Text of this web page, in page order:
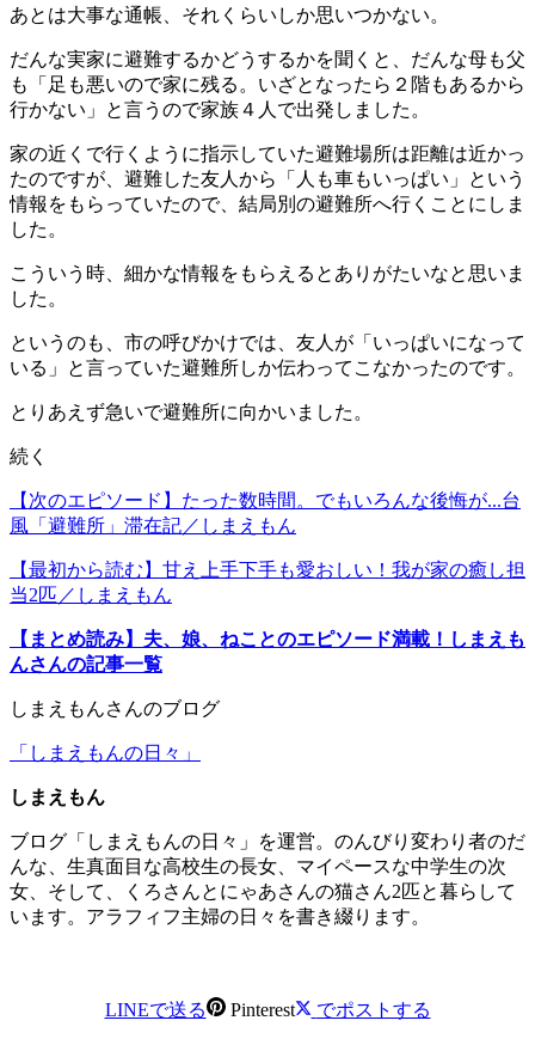
あとは大事な通帳、それくらいしか思いつかない。
だんな実家に避難するかどうするかを聞くと、だんな母も父
も「足も悪いので家に残る。いざとなったら２階もあるから
行かない」と言うので家族４人で出発しました。
家の近くで行くように指示していた避難場所は距離は近かっ
たのですが、避難した友人から
「人も車もいっぱい」という
情報をもらっていたので、結局別の避難所へ行くことにしま
した。
こういう時、細かな情報をもらえるとありがたいなと思いま
した。
というのも、市の呼びかけでは、友人が「いっぱいになって
いる」と言っていた避難所しか伝わってこなかったのです。
とりあえず急いで避難所に向かいました。
続く
【次のエピソード】たった数時間。でもいろんな後悔が...台
風「避難所」滞在記／しまえもん
【最初から読む】甘え上手下手も愛おしい！我が家の癒し担
当2匹／しまえもん
【まとめ読み】夫、娘、ねことのエピソード満載！しまえも
んさんの記事一覧
しまえもんさんのブログ
「しまえもんの日々」
しまえもん
ブログ「しまえもんの日々」を運営。のんびり変わり者のだ
んな、生真面目な高校生の長女、マイペースな中学生の次
女、そして、くろさんとにゃあさんの猫さん2匹と暮らして
います。アラフィフ主婦の日々を書き綴ります。
LINEで送る Pinterest でポストする